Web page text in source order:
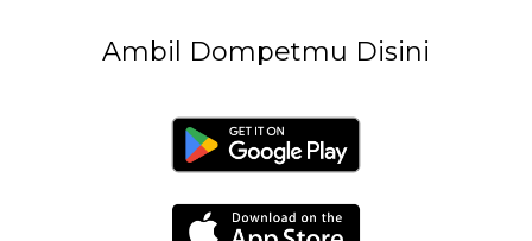
Ambil Dompetmu Disini